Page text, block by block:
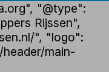
"@type":
Rijssen",
", "logo":
main-